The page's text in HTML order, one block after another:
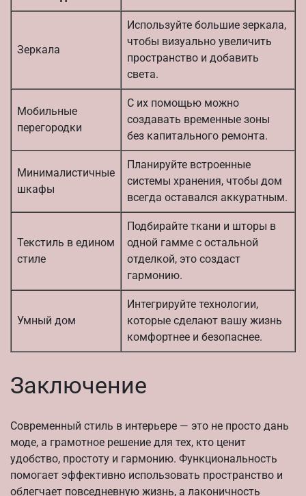
Зеркала
Используйте большие зеркала,
чтобы визуально увеличить
пространство и добавить
света.
Мобильные
перегородки
С их помощью можно
создавать временные зоны
без капитального ремонта.
Минималистичные
шкафы
Планируйте встроенные
системы хранения, чтобы дом
всегда оставался аккуратным.
Текстиль в едином
стиле
Подбирайте ткани и шторы в
одной гамме с остальной
отделкой, это создаст
гармонию.
Умный дом
Интегрируйте технологии,
которые сделают вашу жизнь
комфортнее и безопаснее.
Заключение
Современный стиль в интерьере — это не просто дань
моде, а грамотное решение для тех, кто ценит
удобство, простоту и гармонию. Функциональность
помогает эффективно использовать пространство и
облегчает повседневную жизнь, а лаконичность